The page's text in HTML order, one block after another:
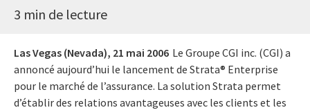
3 min de lecture
Las Vegas (Nevada), 21 mai 2006 Le Groupe CGI inc. (CGI) a
annoncé aujourd’hui le lancement de Strata® Enterprise
pour le marché de l’assurance. La solution Strata permet
d’établir des relations avantageuses avec les clients et les